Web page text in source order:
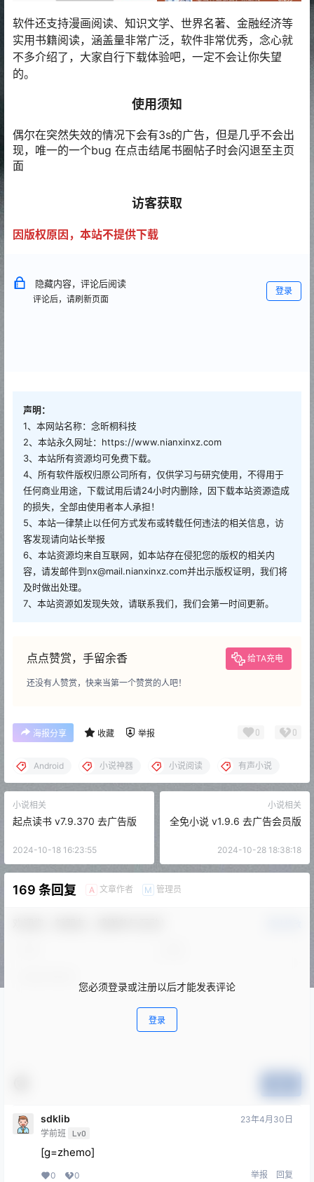
软件还支持漫画阅读、知识文学、世界名著、金融经济等
实用书籍阅读，涵盖量非常广泛，软件非常优秀，念心就
不多介绍了，大家自行下载体验吧，一定不会让你失望
的。
使用须知
偶尔在突然失效的情况下会有3s的广告，但是几乎不会出
现，唯一的一个bug 在点击结尾书圈帖子时会闪退至主页
面
访客获取
因版权原因，本站不提供下载
隐藏内容，评论后阅读
评论后，请刷新页面
登录
声明：
1、本网站名称：念昕桐科技
2、本站永久网址：https://www.nianxinxz.com
3、本站所有资源均可免费下载。
4、所有软件版权归原公司所有，仅供学习与研究使用，不得用于
任何商业用途，下载试用后请24小时内删除，因下载本站资源造成
的损失，全部由使用者本人承担！
5、本站一律禁止以任何方式发布或转载任何违法的相关信息，访
客发现请向站长举报
6、本站资源均来自互联网，如本站存在侵犯您的版权的相关内
容，请发邮件到nx@mail.nianxinxz.com并出示版权证明，我们将
及时做出处理。
7、本站资源如发现失效，请联系我们，我们会第一时间更新。
点点赞赏，手留余香 给TA充电
还没有人赞赏，快来当第一个赞赏的人吧！
海报分享 收藏 举报 0 0
Android 小说神器 小说阅读 有声小说
小说相关
起点读书 v7.9.370 去广告版
2024-10-18 16:23:55
小说相关
全免小说 v1.9.6 去广告会员版
2024-10-28 18:38:18
169 条回复 A 文章作者 M 管理员
您必须登录或注册以后才能发表评论
登录
sdklib
学前班 Lv0
23年4月30日
[g=zhemo]
0 0 举报 回复